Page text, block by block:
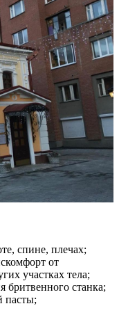
спине, плечах;
от
участках тела;
бритвенного станка;
пасты;